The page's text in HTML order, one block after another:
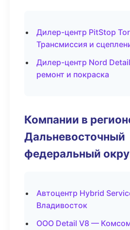
Дилер-центр PitStop
Трансмиссия и
Дилер-центр Nord
ремонт и покраска
Компании в
Дальневосточный
федеральный
Автоцентр Hybrid
Владивосток
ООО Detail V8 —